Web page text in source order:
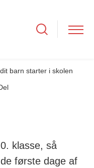
barn starter i skolen
klasse, så
første dage af